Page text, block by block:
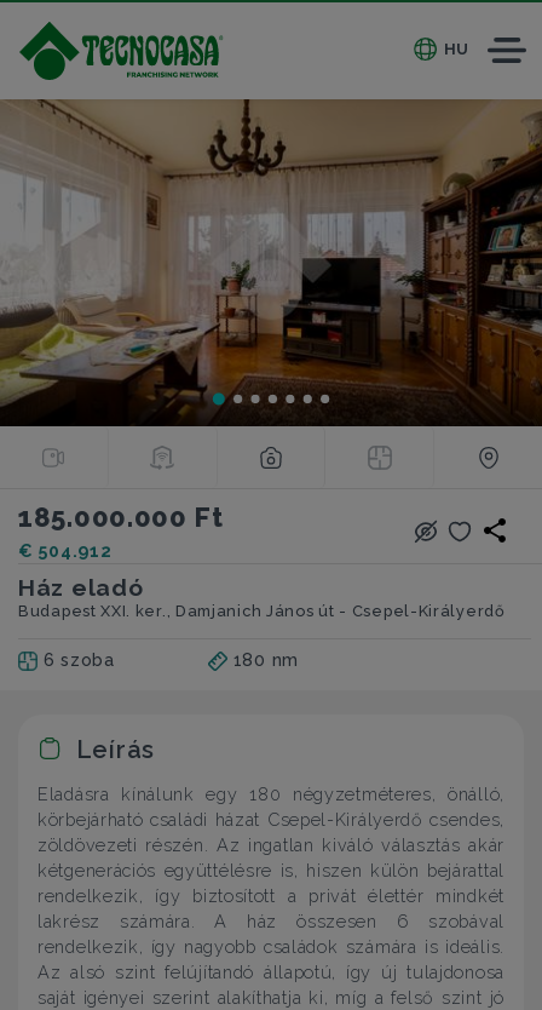
HU
185.000.000 Ft
€ 504.912
Ház eladó
Budapest XXI. ker., Damjanich János út - Csepel-Királyerdő
6 szoba 180 nm
Leírás
Eladásra kínálunk egy 180 négyzetméteres, önálló,
körbejárható családi házat Csepel-Királyerdő csendes,
zöldövezeti részén. Az ingatlan kiváló választás akár
kétgenerációs együttélésre is, hiszen külön bejárattal
rendelkezik, így biztosított a privát élettér mindkét
lakrész számára. A ház összesen 6 szobával
rendelkezik, így nagyobb családok számára is ideális.
Az alsó szint felújítandó állapotú, így új tulajdonosa
saját igényei szerint alakíthatja ki, míg a felső szint jó